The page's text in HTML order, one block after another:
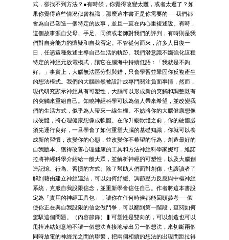
式，卻找不到方法？●有時候，你覺得改變太難，或者太遲了？如
果你覺得這些情況似曾相識，那麼這本書正是你需要的──我們都
會為自己塑造一個特定的故事，並且一直在內心重複述說。有時，
這個故事源自父母、手足、同儕或老師對我們的評判，有時則是我
們對自身能力的懷疑和自我否定。不管從何而來，許多人日復一
日，任憑這種敘述主導自己生活的軌跡。我們潛意識不斷強化這種
特定的神經元放電模式，讓它在腦海中持續低語：「我就是不夠
好。」事實上，大腦無法區分對與錯，只會學習並鞏固你反複產生
的想法模式。我們的大腦雖然被設計成專門關注負面事情，然而，
現代研究顯示神經具有可塑性，大腦可以形成新的突觸和調整既有
的突觸來重組自己。知曉神經科學可以為個人帶來希望，並改變我
們的生活方式，似乎為人帶來一線生機。不妨將你的大腦健康想像
成硬體，將心理健康想像成軟體。在你升級軟體之前，你的硬體必
須先運行良好，一旦學會了如何重塑大腦的基礎知識，你就可以養
成新的習慣，改變你的心態，並改變你不希望的行為，創造最好的
自我版本。獲得改善心理健康的工具和方法神經科學家妮可．維諾
拉將神經科學介紹給一般大眾，並解析神經的可塑性，以及大腦創
造記憶、行為、習慣的方式。除了幫助人們面對創傷，也讓讀者了
解到藉由建立神經連結，可以如何紓緩、調節壓力反應與中樞神經
系統，克服自我設限信念，並重新學會信任自己。作者將這本書設
定為「實用的神經工具包」，讓你在任何時候都能回頭參考──假
使你正在與自我設限的信念做鬥爭，可以翻到第一階段，查閱如何
駕馭這個問題。（內容節錄）▍可塑性是雙向的，可以創造也可以
甩掉連結刻意地不讓一個想法直接地帶出另一個想法，來切斷兩個
同時放電的神經元之間的聯繫，把兩個相續的想法的出現間距拉得